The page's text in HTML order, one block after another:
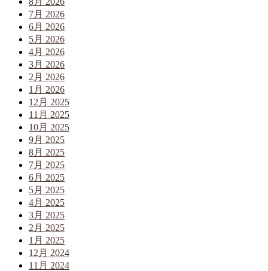
7月 2026
6月 2026
5月 2026
4月 2026
3月 2026
2月 2026
1月 2026
12月 2025
11月 2025
10月 2025
9月 2025
8月 2025
7月 2025
6月 2025
5月 2025
4月 2025
3月 2025
2月 2025
1月 2025
12月 2024
11月 2024